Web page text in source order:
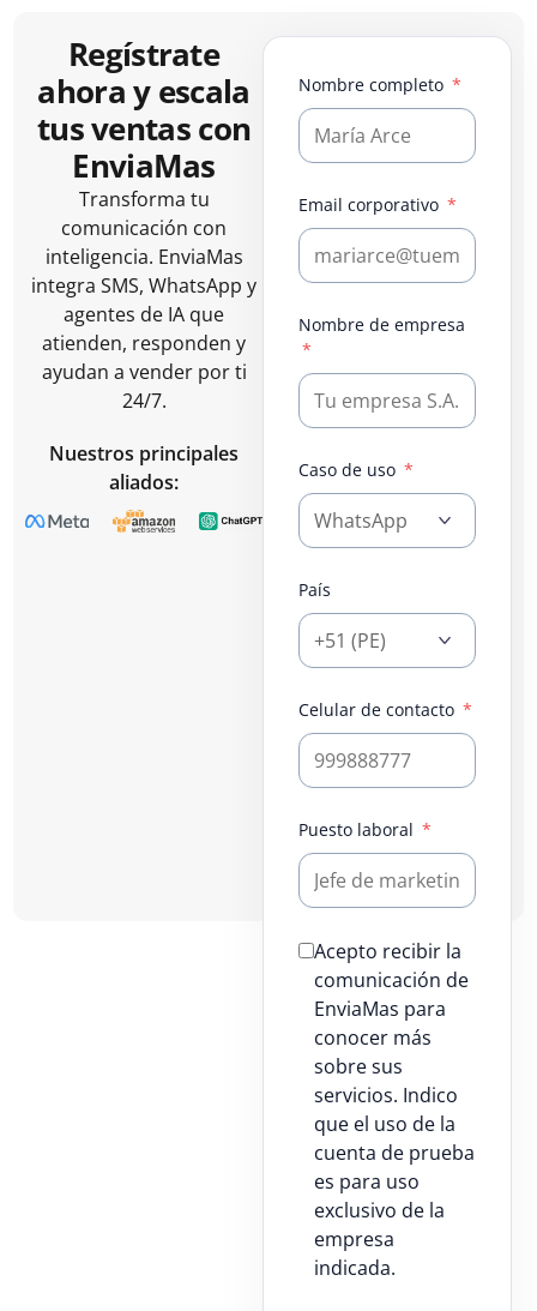
Regístrate
ahora y escala
tus ventas con
EnviaMas
Transforma tu
comunicación con
inteligencia. EnviaMas
integra SMS, WhatsApp y
agentes de IA que
atienden, responden y
ayudan a vender por ti
24/7.
Nuestros principales
aliados:
Nombre completo
Email corporativo
Nombre de empresa
Caso de uso
País
Celular de contacto
Puesto laboral
Acepto recibir la
comunicación de
EnviaMas para
conocer más
sobre sus
servicios. Indico
que el uso de la
cuenta de prueba
es para uso
exclusivo de la
empresa
indicada.